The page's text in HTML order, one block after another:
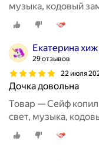
музыка, кодовый
Екатерина
29 отзывов
22 июля
Дочка довольна
Товар — Сейф
свет, музыка,